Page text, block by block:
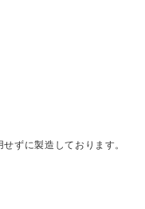
ずに製造しております。